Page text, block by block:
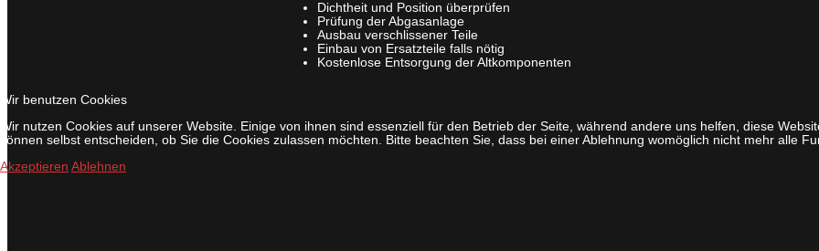
Dichtheit und Position überprüfen
Prüfung der Abgasanlage
Ausbau verschlissener Teile
Einbau von Ersatzteile falls nötig
Kostenlose Entsorgung der Altkomponenten
Wir benutzen Cookies
Wir nutzen Cookies auf unserer Website. Einige von ihnen sind essenziell für den Betrieb der Seite, während andere uns helfen, diese
können selbst entscheiden, ob Sie die Cookies zulassen möchten. Bitte beachten Sie, dass bei einer Ablehnung womöglich nicht mehr alle
Akzeptieren Ablehnen